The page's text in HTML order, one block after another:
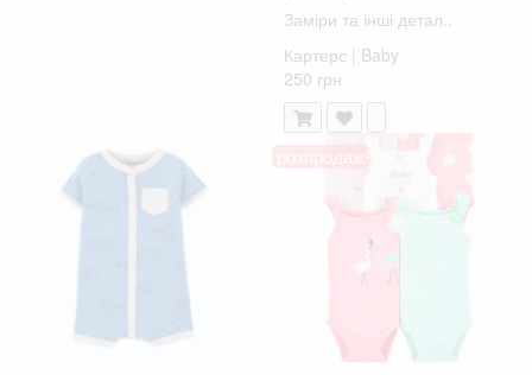
Заміри та інші детал..
Картерс | Baby
250 грн
розпродаж!